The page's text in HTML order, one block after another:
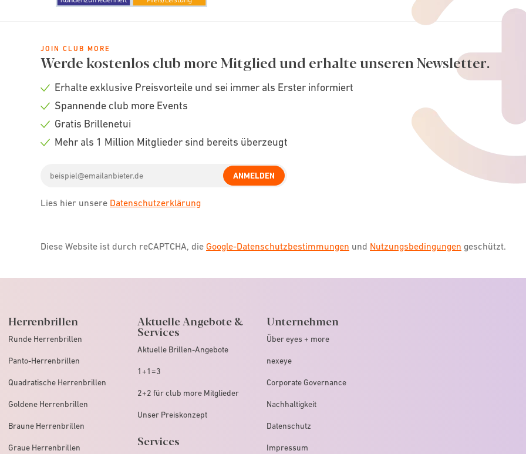
JOIN CLUB MORE
Werde kostenlos club more Mitglied und erhalte unseren Newsletter.
Check
Erhalte exklusive Preisvorteile und sei immer als Erster informiert
Check
Spannende club more Events
Check
Gratis Brillenetui
Mehr als 1 Million Mitglieder sind bereits überzeugt
address
ANMELDEN
Lies hier unsere Datenschutzerklärung
Diese Website ist durch reCAPTCHA, die Google-Datenschutzbestimmungen und Nutzungsbedingungen geschützt.
Herrenbrillen
Runde Herrenbrillen
Panto-Herrenbrillen
Quadratische Herrenbrillen
Goldene Herrenbrillen
Braune Herrenbrillen
Graue Herrenbrillen
Aktuelle Angebote &
Services
Aktuelle Brillen-Angebote
1+1=3
2+2 für club more Mitglieder
Unser Preiskonzept
Services
Unternehmen
Über eyes + more
nexeye
Corporate Governance
Nachhaltigkeit
Datenschutz
Impressum